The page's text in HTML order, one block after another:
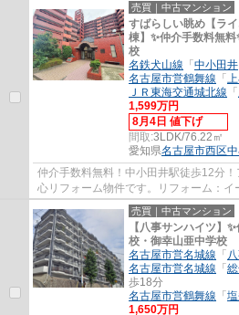
売買｜中古マンション
すばらしい眺め【ラ
棟】✨️仲介手数料無
校
名鉄犬山線 「 中小田井
名古屋市営鶴舞線 「
ＪＲ東海交通城北線 「
1,599万円
8月4日 値下げ
間取:3LDK/76.22㎡
愛知県名古屋市西区
仲介手数料無料！中小田井駅徒歩12分
心リフォーム物件です。リフォーム：
売買｜中古マンション
【八事サンハイツ】
校・御幸山亜中学校
名古屋市営名城線 「
名古屋市営名城線 「
歩18分
名古屋市営鶴舞線 「
1,650万円